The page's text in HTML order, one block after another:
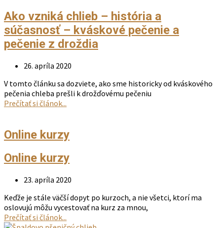
Ako vzniká chlieb – história a
súčasnosť – kváskové pečenie a
pečenie z droždia
26. apríla 2020
V tomto článku sa dozviete, ako sme historicky od kváskového
pečenia chleba prešli k drožďovému pečeniu
Prečítať si článok...
Online kurzy
Online kurzy
23. apríla 2020
Keďže je stále väčší dopyt po kurzoch, a nie všetci, ktorí ma
oslovujú môžu vycestovať na kurz za mnou,
Prečítať si článok...